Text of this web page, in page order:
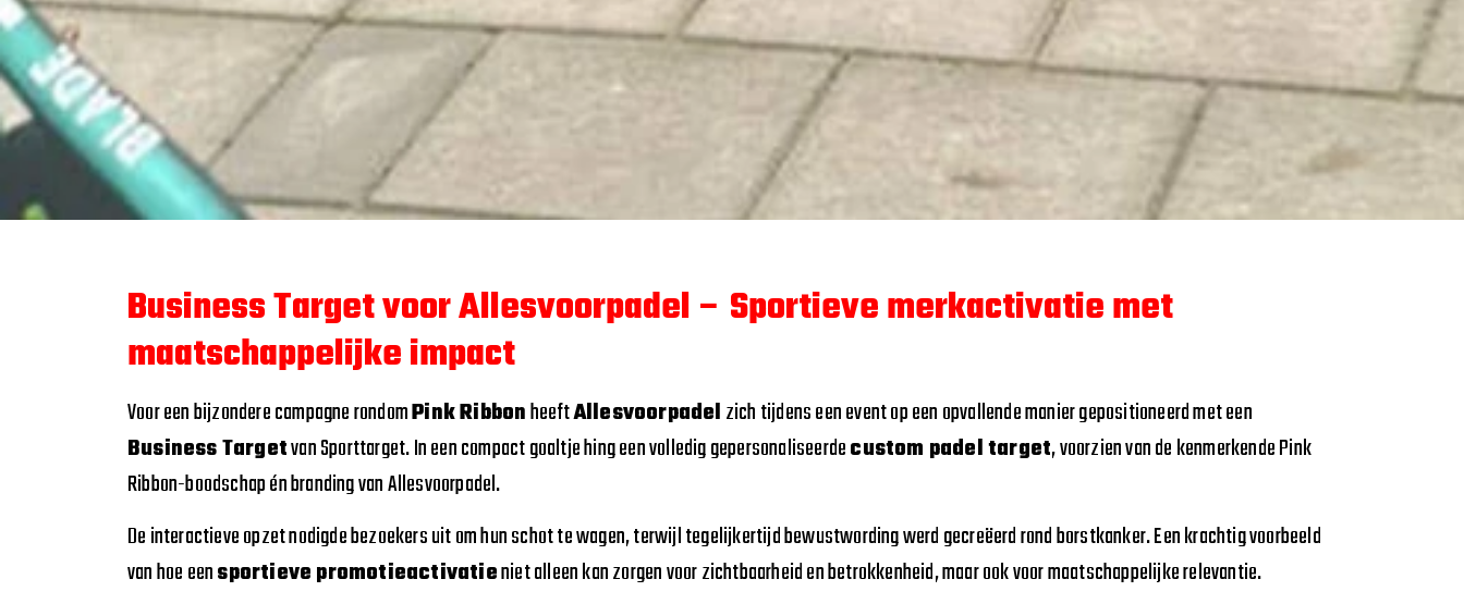
Business Target voor Allesvoorpadel – Sportieve merkactivatie met
maatschappelijke impact
Voor een bijzondere campagne rondomPink RibbonheeftAllesvoorpadelzich tijdens een event op een opvallende manier gepositioneerd met een
Business Targetvan Sporttarget. In een compact goaltje hing een volledig gepersonaliseerdecustom padel target, voorzien van de kenmerkende Pink
Ribbon-boodschap én branding van Allesvoorpadel.
De interactieve opzet nodigde bezoekers uit om hun schot te wagen, terwijl tegelijkertijd bewustwording werd gecreëerd rond borstkanker. Een krachtig voorbeeld
van hoe eensportieve promotieactivatieniet alleen kan zorgen voor zichtbaarheid en betrokkenheid, maar ook voor maatschappelijke relevantie.